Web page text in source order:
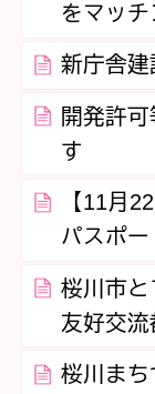
をマッ
新庁舎建
開発許
す
【11月
パスポー
桜川市
友好交
桜川ま